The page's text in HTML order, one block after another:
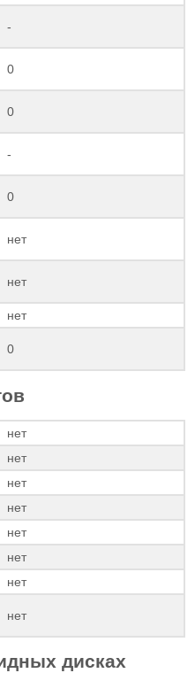
-
0
0
-
0
нет
нет
нет
0
нет
нет
нет
нет
нет
нет
нет
нет
дисках